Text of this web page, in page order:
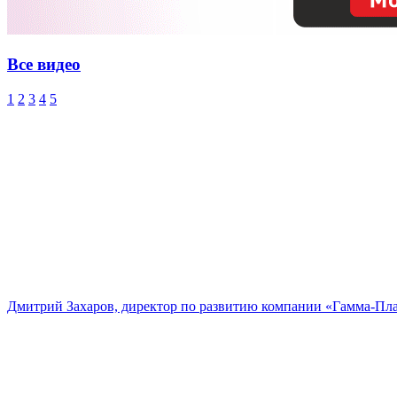
Все видео
1 2 3 4 5
Дмитрий Захаров, директор по развитию компании «Гамма-